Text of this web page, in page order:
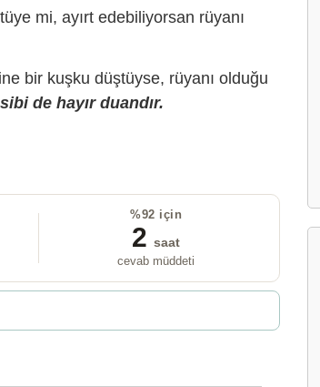
mi, ayırt edebiliyorsan rüyanı
bir kuşku düştüyse, rüyanı olduğu
de hayır duandır.
%92 için
2 saat
cevab müddeti